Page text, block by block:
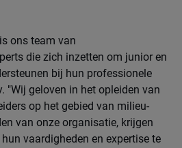
ons team van
die zich inzetten om junior en
bij hun professionele
"Wij geloven in het opleiden van
op het gebied van milieu-
van onze organisatie, krijgen
vaardigheden en expertise te